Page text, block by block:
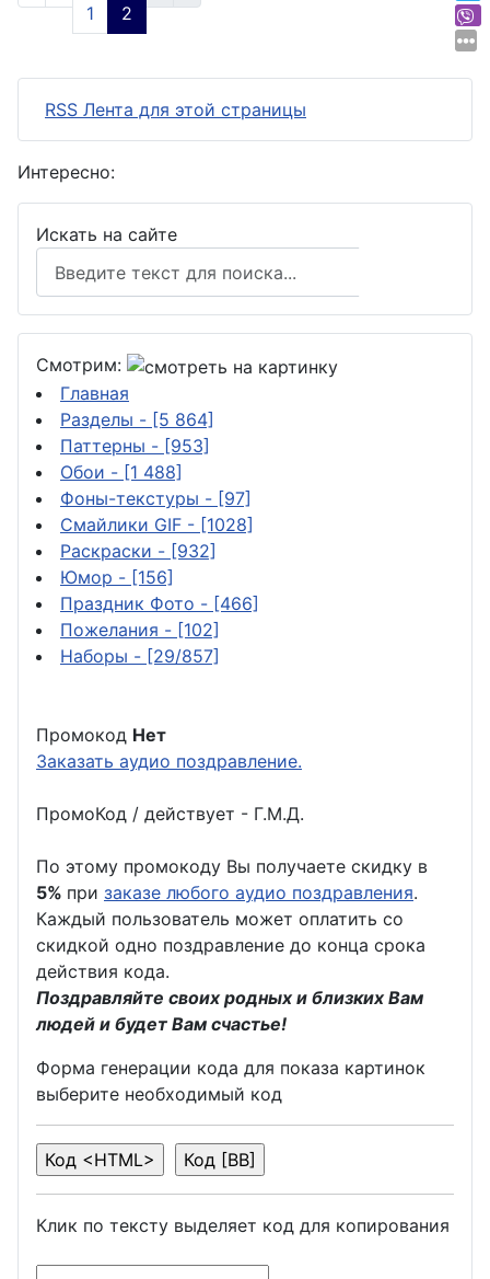
1 2
RSS Лента для этой страницы
Интересно:
Искать на сайте
Смотрим:
Главная
Разделы - [5 864]
Паттерны - [953]
Обои - [1 488]
Фоны-текстуры - [97]
Смайлики GIF - [1028]
Раскраски - [932]
Юмор - [156]
Праздник Фото - [466]
Пожелания - [102]
Наборы - [29/857]
Промокод Нет
Заказать аудио поздравление.
ПромоКод / действует - Г.М.Д.
По этому промокоду Вы получаете скидку в
5% при заказе любого аудио поздравления.
Каждый пользователь может оплатить со
скидкой одно поздравление до конца срока
действия кода.
Поздравляйте своих родных и близких Вам
людей и будет Вам счастье!
Форма генерации кода для показа картинок
выберите необходимый код
Клик по тексту выделяет код для копирования